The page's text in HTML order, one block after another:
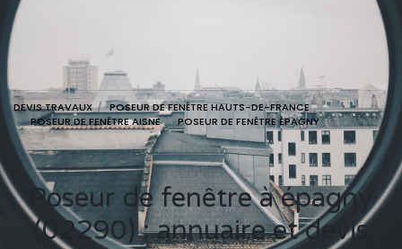
DEVIS TRAVAUX
POSEUR DE FENÊTRE HAUTS-DE-FRANCE
POSEUR DE FENÊTRE AISNE
POSEUR DE FENÊTRE ÉPAGNY
Poseur de fenêtre à épagny
(02290) : annuaire et devis